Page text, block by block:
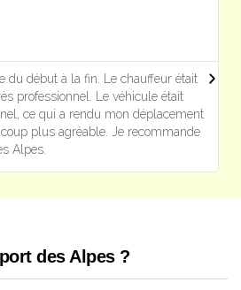
du début à la fin. Le chauffeur était
professionnel. Le véhicule était
ce qui a rendu mon déplacement
plus agréable. Je recommande
Alpes.
des Alpes ?